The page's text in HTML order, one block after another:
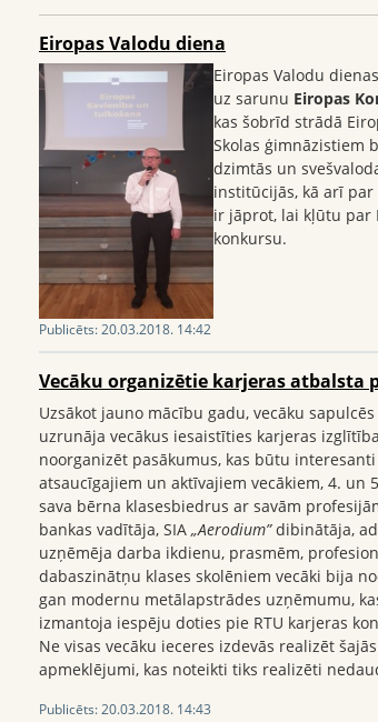
Eiropas Valodu diena
Eiropas Valodu
uz sarunu Eiropas
kas šobrīd strādā
Skolas ģimnāzistiem
dzimtās un
institūcijās, kā arī
ir jāprot, lai kļūtu par
konkursu.
Publicēts:20.03.2018. 14:42
Vecāku organizētie karjeras atbalsta
Uzsākot jauno mācību gadu, vecāku
uzrunāja vecākus iesaistīties karjeras
noorganizēt pasākumus, kas būtu
atsaucīgajiem un aktīvajiem vecākiem, 4. un
sava bērna klasesbiedrus ar savām
bankas vadītāja, SIA „Aerodium”dibinātāja,
uzņēmēja darba ikdienu, prasmēm,
dabaszinātņu klases skolēniem vecāki bija
gan modernu metālapstrādes uzņēmumu,
izmantoja iespēju doties pie RTU karjeras
Ne visas vecāku ieceres izdevās realizēt
apmeklējumi, kas noteikti tiks realizēti
Publicēts:20.03.2018. 14:43